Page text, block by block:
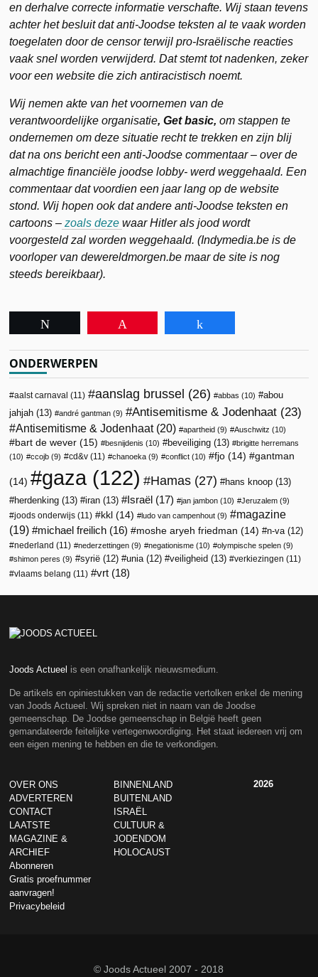
en derhalve correcte informatie verschafte. Wij staan tevens
achter het besluit dat anti-Joodse teksten al te vaak worden
toegelaten door de censor terwijl pro-Israëlische reacties
vaak snel worden verwijderd. Dat stemt tot nadenken, zeker
voor een website die zich antiracistisch noemt.
Wij nemen akte van het voornemen van de
verantwoordelijke organisatie, Get basic, om stappen te
ondernemen om deze situatie recht te trekken en zijn blij
dat na ons bericht een anti-Joodse commentaar – over de
almachtige financiële joodse lobby- werd weggehaald. Een
commentaar dat voordien een jaar lang op de website
stond. Wij hopen ook dat andere anti-Joodse teksten en
cartoons – zoals dezewaar Hitler als jood wordt
voorgesteld zal worden weggehaald. (Indymedia.be is de
voorloper van dewereldmorgen.be maar de site is nog
steeds bereikbaar).
ONDERWERPEN
aalst carnaval (11) aanslag brussel (26) abbas (10)
abou
jahjah (13) andré gantman (9) Antisemitisme & Jodenhaat (23)
Antisemitisme & Jodenhaat(20) apartheid (9) Auschwitz (10)
bart de wever (15) besnijdenis (10) beveiliging (13)
brigitte herremans
(10)
ccojb (9) cd&v (11) chanoeka (9) conflict (10) fjo (14) gantman
(14) gaza (122) Hamas (27) hans knoop (13)
herdenking (13) iran (13) Israël (17) jan jambon (10) Jeruzalem (9)
joods onderwijs (11) kkl (14) ludo van campenhout (9)
magazine
(19)
michael freilich (16) moshe aryeh friedman (14) n-va (12)
nederland (11) nederzettingen (9) negationisme (10) olympische spelen (9)
shimon peres (9) syrië (12) unia (12) veiligheid (13) verkiezingen (11)
vlaams belang (11) vrt (18)
Joods Actueel is een onafhankelijk nieuwsmedium.
De artikels en opiniestukken van de redactie vertolken enkel de mening
van Joods Actueel. Wij spreken niet in naam van de Joodse
gemeenschap. De Joodse gemeenschap in België heeft geen
gemandateerde feitelijke vertegenwoordiging. Het staat iedereen vrij om
een eigen mening te hebben en die te verkondigen.
OVER ONS
ADVERTEREN
CONTACT
LAATSTE
MAGAZINE &
ARCHIEF
Abonneren
Gratis proefnummer
aanvragen!
Privacybeleid
BINNENLAND
BUITENLAND
ISRAËL
CULTUUR &
JODENDOM
HOLOCAUST
2026
© Joods Actueel 2007 - 2018